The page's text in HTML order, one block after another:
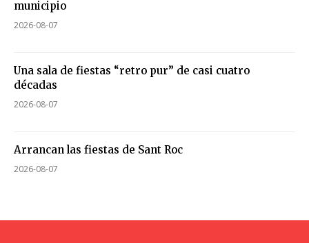
municipio
2026-08-07
Una sala de fiestas “retro pur” de casi cuatro
décadas
2026-08-07
Arrancan las fiestas de Sant Roc
2026-08-07